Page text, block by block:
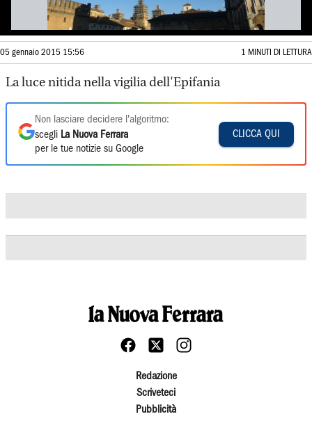
05 gennaio 2015 15:56 1 MINUTI DI LETTURA
La luce nitida nella vigilia dell'Epifania
Non lasciare decidere l'algoritmo:
scegli La Nuova Ferrara
per le tue notizie su Google
CLICCA QUI
Redazione
Scriveteci
Pubblicità